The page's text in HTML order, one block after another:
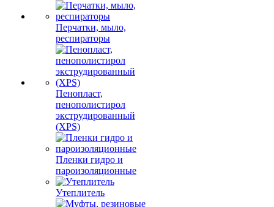
Перчатки, мыло,
респираторы
Пенопласт,
пенополистирол
экструдированный
(XPS)
Пленки гидро и
пароизоляционные
Утеплитель